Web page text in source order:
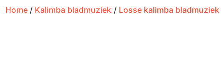
Home / Kalimba bladmuziek / Losse kalimba bladmuziek